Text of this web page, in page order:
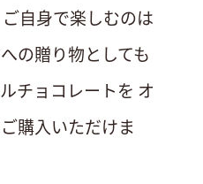
ご自身で楽しむのは
の贈り物としても
チョコレートを オ
購入いただけま